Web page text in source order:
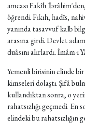
amcası Fakîh
öğrendi. Fıkıh, hadîs,
yanında tasavvuf kalb
arasına girdi. Devlet
duâsını alırlardı. İmâm-ı
Yemenli birisinin elinde
kimseleri dolaştı. Şifâ
kullandıktan sonra, o
rahatsızlığı geçmedi.
elindeki bu rahatsızlığın